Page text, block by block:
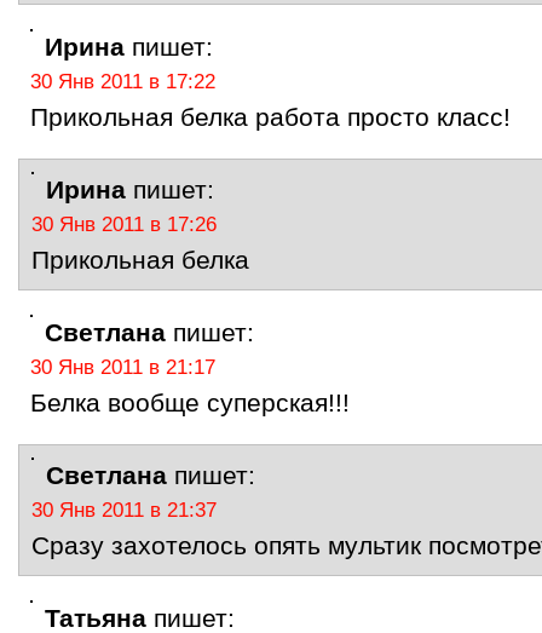
Ирина пишет:
30 Янв 2011 в 17:22
Прикольная белка работа просто класс!
Ирина пишет:
30 Янв 2011 в 17:26
Прикольная белка
Светлана пишет:
30 Янв 2011 в 21:17
Белка вообще суперская!!!
Светлана пишет:
30 Янв 2011 в 21:37
Сразу захотелось опять мультик
Татьяна пишет: